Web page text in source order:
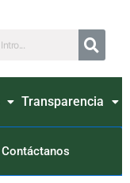
Transparencia
Contáctanos